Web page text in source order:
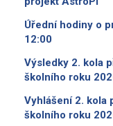
Úřední hodiny o
12:00
Výsledky 2. kola
školního roku
Vyhlášení 2. kola
školního roku